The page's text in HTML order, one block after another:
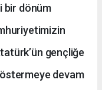
bir dönüm
gençliğe
devam